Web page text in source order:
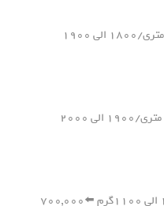
✳️ یونولیت تیرچه کرومیت دومتری/۱۸۰۰ الی ۱۹۰۰
✳️ یونولیت تیرچه کرومیت دو متری/۱۹۰۰ الی ۲۰۰۰
✳️ یونولیت تیرچه بتنی/۱۰۰۰ الی ۱۱۰۰گرم ⬅️۷۰۰,۰۰۰